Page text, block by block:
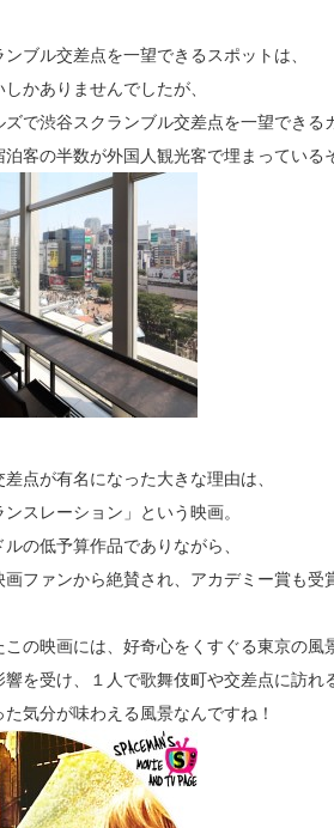
ブル交差点を一望できるスポットは、
かありませんでしたが、
で渋谷スクランブル交差点を一望できる
客の半数が外国人観光客で埋まっている
点が有名になった大きな理由は、
ンスレーション」という映画。
の低予算作品でありながら、
ファンから絶賛され、アカデミー賞も受
の映画には、好奇心をくすぐる東京の風
を受け、１人で歌舞伎町や交差点に訪れ
気分が味わえる風景なんですね！